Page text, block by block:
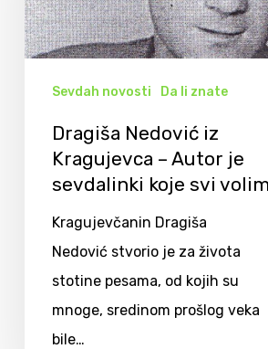
Sevdah novosti Da li znate
Dragiša Nedović iz
Kragujevca – Autor je
sevdalinki koje svi
Kragujevčanin Dragiša
Nedović stvorio je za života
stotine pesama, od kojih su
mnoge, sredinom prošlog veka
bile…